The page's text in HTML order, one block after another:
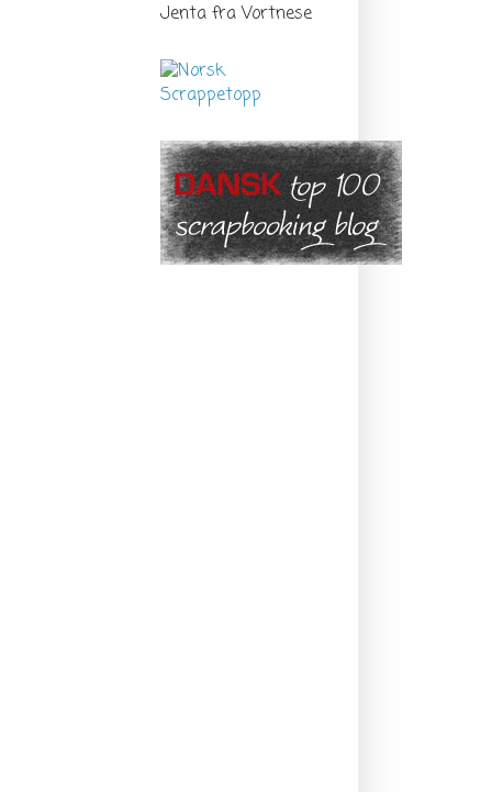
Jenta fra Vortnese